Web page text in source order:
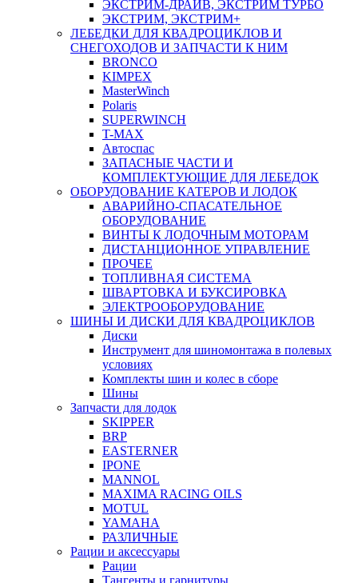
ЭКСТРИМ-ДРАЙВ, ЭКСТРИМ ТУРБО
ЭКСТРИМ, ЭКСТРИМ+
ЛЕБЕДКИ ДЛЯ КВАДРОЦИКЛОВ И
СНЕГОХОДОВ И ЗАПЧАСТИ К НИМ
BRONCO
KIMPEX
MasterWinch
Polaris
SUPERWINCH
T-MAX
Автоспас
ЗАПАСНЫЕ ЧАСТИ И
КОМПЛЕКТУЮЩИЕ ДЛЯ ЛЕБЕДОК
ОБОРУДОВАНИЕ КАТЕРОВ И ЛОДОК
АВАРИЙНО-СПАСАТЕЛЬНОЕ
ОБОРУДОВАНИЕ
ВИНТЫ К ЛОДОЧНЫМ МОТОРАМ
ДИСТАНЦИОННОЕ УПРАВЛЕНИЕ
ПРОЧЕЕ
ТОПЛИВНАЯ СИСТЕМА
ШВАРТОВКА И БУКСИРОВКА
ЭЛЕКТРООБОРУДОВАНИЕ
ШИНЫ И ДИСКИ ДЛЯ КВАДРОЦИКЛОВ
Диски
Инструмент для шиномонтажа в полевых
условиях
Комплекты шин и колес в сборе
Шины
Запчасти для лодок
SKIPPER
BRP
EASTERNER
IPONE
MANNOL
MAXIMA RACING OILS
MOTUL
YAMAHA
РАЗЛИЧНЫЕ
Рации и аксессуары
Рации
Тангенты и гарнитуры